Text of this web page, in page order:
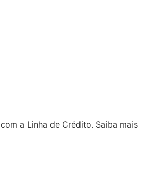
com a Linha de Crédito. Saiba mais